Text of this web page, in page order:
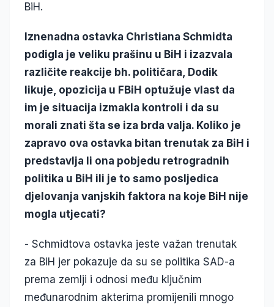
BiH.
Iznenadna ostavka Christiana Schmidta
podigla je veliku prašinu u BiH i izazvala
različite reakcije bh. političara, Dodik
likuje, opozicija u FBiH optužuje vlast da
im je situacija izmakla kontroli i da su
morali znati šta se iza brda valja. Koliko je
zapravo ova ostavka bitan trenutak za BiH i
predstavlja li ona pobjedu retrogradnih
politika u BiH ili je to samo posljedica
djelovanja vanjskih faktora na koje BiH nije
mogla utjecati?
- Schmidtova ostavka jeste važan trenutak
za BiH jer pokazuje da su se politika SAD-a
prema zemlji i odnosi među ključnim
međunarodnim akterima promijenili mnogo